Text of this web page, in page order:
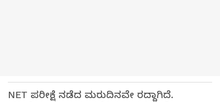
NET ಪರೀಕ್ಷೆ ನಡೆದ ಮರುದಿನವೇ ರದ್ದಾಗಿದೆ.